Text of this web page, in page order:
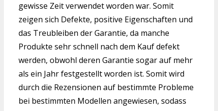
gewisse Zeit verwendet worden war. Somit
zeigen sich Defekte, positive Eigenschaften und
das Treubleiben der Garantie, da manche
Produkte sehr schnell nach dem Kauf defekt
werden, obwohl deren Garantie sogar auf mehr
als ein Jahr festgestellt worden ist. Somit wird
durch die Rezensionen auf bestimmte Probleme
bei bestimmten Modellen angewiesen, sodass